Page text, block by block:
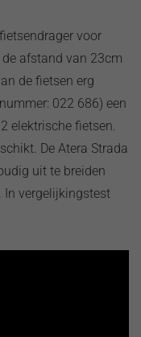
voor
afstand van 23cm
de fietsen erg
022 686) een
elektrische fietsen.
De Atera Strada
uit te breiden
In vergelijkingstest